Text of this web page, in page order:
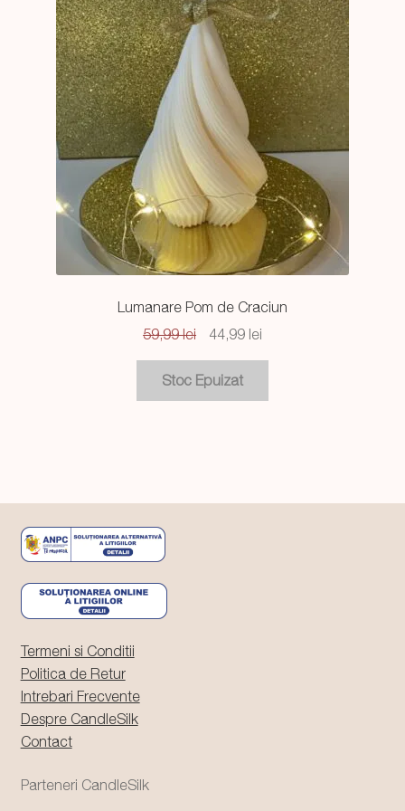
Lumanare Pom de Craciun
59,99lei
Prețul
a
fost:
44,99 leiPrețul
44,99 lei.
Termeni si Conditii
Politica de Retur
Intrebari Frecvente
Despre CandleSilk
Contact
Parteneri CandleSilk